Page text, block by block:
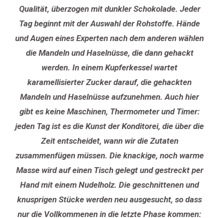
Qualität, überzogen mit dunkler Schokolade. Jeder
Tag beginnt mit der Auswahl der Rohstoffe. Hände
und Augen eines Experten nach dem anderen wählen
die Mandeln und Haselnüsse, die dann gehackt
werden. In einem Kupferkessel wartet
karamellisierter Zucker darauf, die gehackten
Mandeln und Haselnüsse aufzunehmen. Auch hier
gibt es keine Maschinen, Thermometer und Timer:
jeden Tag ist es die Kunst der Konditorei, die über die
Zeit entscheidet, wann wir die Zutaten
zusammenfügen müssen. Die knackige, noch warme
Masse wird auf einen Tisch gelegt und gestreckt per
Hand mit einem Nudelholz. Die geschnittenen und
knusprigen Stücke werden neu ausgesucht, so dass
nur die Vollkommenen in die letzte Phase kommen: